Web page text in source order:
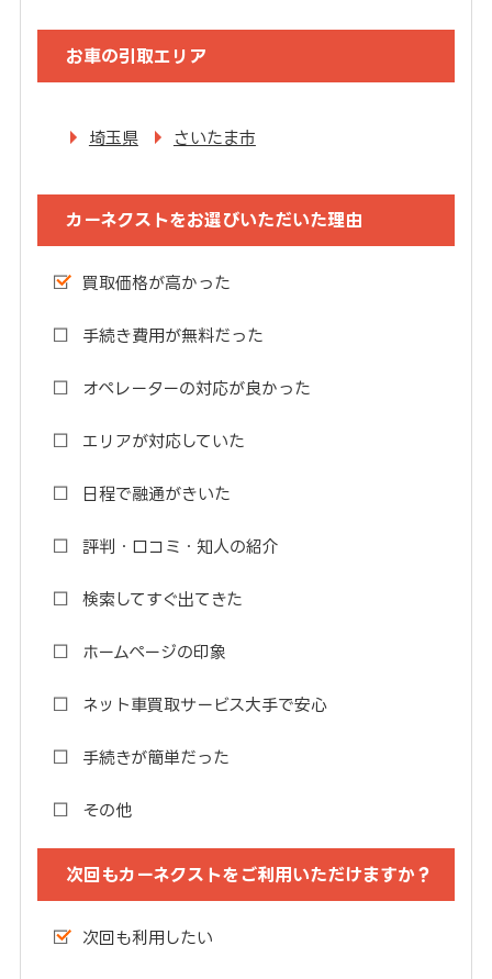
お車の引取エリア
埼玉県 さいたま市
カーネクストをお選びいただいた理由
買取価格が高かった
手続き費用が無料だった
オペレーターの対応が良かった
エリアが対応していた
日程で融通がきいた
評判・口コミ・知人の紹介
検索してすぐ出てきた
ホームページの印象
ネット車買取サービス大手で安心
手続きが簡単だった
その他
次回もカーネクストをご利用いただけますか？
次回も利用したい